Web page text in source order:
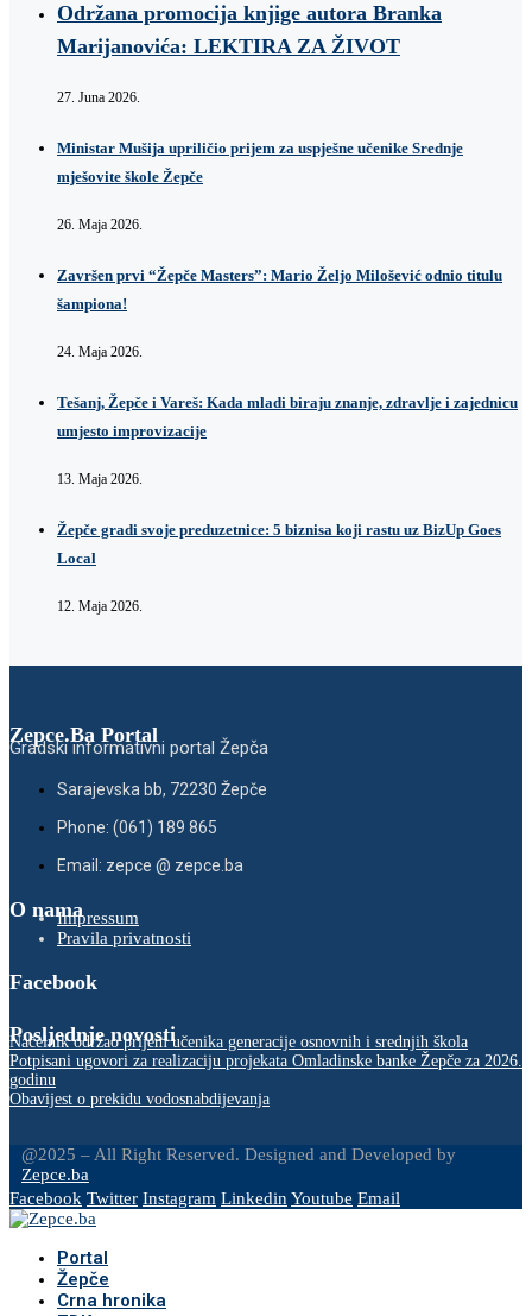
Održana promocija knjige autora Branka
Marijanovića: LEKTIRA ZA ŽIVOT
27. Juna 2026.
Ministar Mušija upriličio prijem za uspješne učenike Srednje
mješovite škole Žepče
26. Maja 2026.
Završen prvi “Žepče Masters”: Mario Željo Milošević odnio titulu
šampiona!
24. Maja 2026.
Tešanj, Žepče i Vareš: Kada mladi biraju znanje, zdravlje i zajednicu
umjesto improvizacije
13. Maja 2026.
Žepče gradi svoje preduzetnice: 5 biznisa koji rastu uz BizUp Goes
Local
12. Maja 2026.
Zepce.Ba Portal
Gradski informativni portal Žepča
Sarajevska bb, 72230 Žepče
Phone: (061) 189 865
Email: zepce @ zepce.ba
O namaImpressum
Pravila privatnosti
Facebook
Posljednje novosti
Načelnik održao prijem učenika generacije osnovnih i srednjih škola
Potpisani ugovori za realizaciju projekata Omladinske banke Žepče za 2026.
godinu
Obavijest o prekidu vodosnabdijevanja
@2025 – All Right Reserved. Designed and Developed by
Zepce.ba
Facebook Twitter Instagram Linkedin Youtube Email
Portal
Žepče
Crna hronika